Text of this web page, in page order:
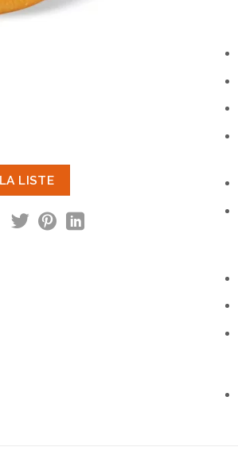
LISTE